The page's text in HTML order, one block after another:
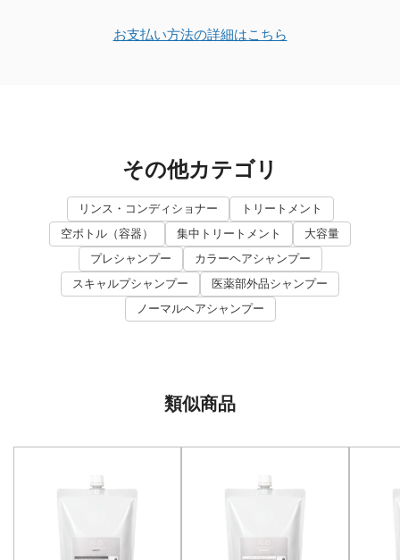
お支払い方法の詳細はこちら
その他カテゴリ
リンス・コンディショナー
トリートメント
空ボトル（容器）
集中トリートメント
大容量
プレシャンプー
カラーヘアシャンプー
スキャルプシャンプー
医薬部外品シャンプー
ノーマルヘアシャンプー
類似商品